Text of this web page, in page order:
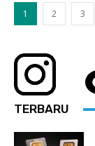
1 2 3
TERBARU